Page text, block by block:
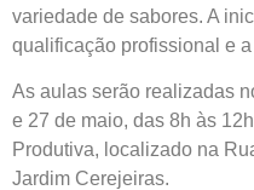
variedade de sabores. A
qualificação profissional e
As aulas serão realizadas
e 27 de maio, das 8h às
Produtiva, localizado na
Jardim Cerejeiras.